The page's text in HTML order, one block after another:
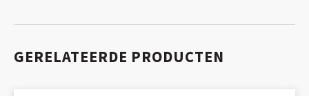
GERELATEERDE PRODUCTEN